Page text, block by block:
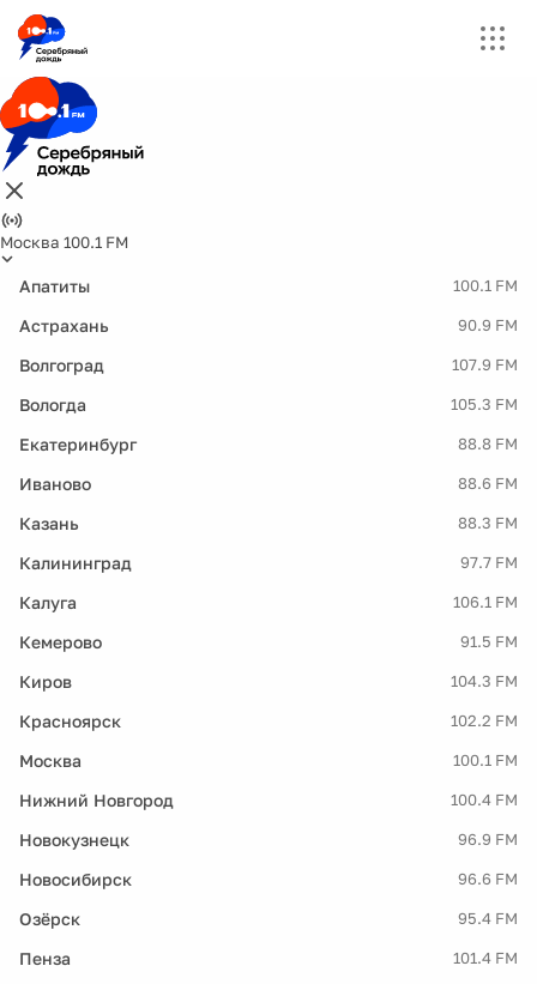
Москва 100.1 FM
Апатиты 100.1 FM
Астрахань 90.9 FM
Волгоград 107.9 FM
Вологда 105.3 FM
Екатеринбург 88.8 FM
Иваново 88.6 FM
Казань 88.3 FM
Калининград 97.7 FM
Калуга 106.1 FM
Кемерово 91.5 FM
Киров 104.3 FM
Красноярск 102.2 FM
Москва 100.1 FM
Нижний Новгород 100.4 FM
Новокузнецк 96.9 FM
Новосибирск 96.6 FM
Озёрск 95.4 FM
Пенза 101.4 FM